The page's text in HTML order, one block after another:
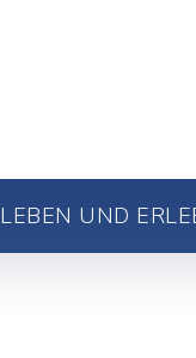
LEBEN UND